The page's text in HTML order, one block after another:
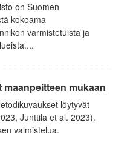
on Suomen
kokoama
varmistetuista ja
mukaan
löytyvät
Junttila et al. 2023).
valmistelua.